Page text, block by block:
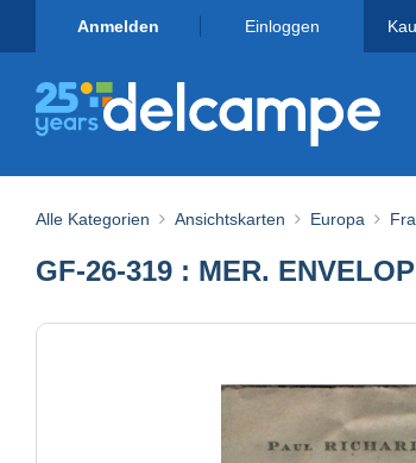
Anmelden Einloggen
Alle Kategorien Ansichtskarten Europa
GF-26-319 : MER.